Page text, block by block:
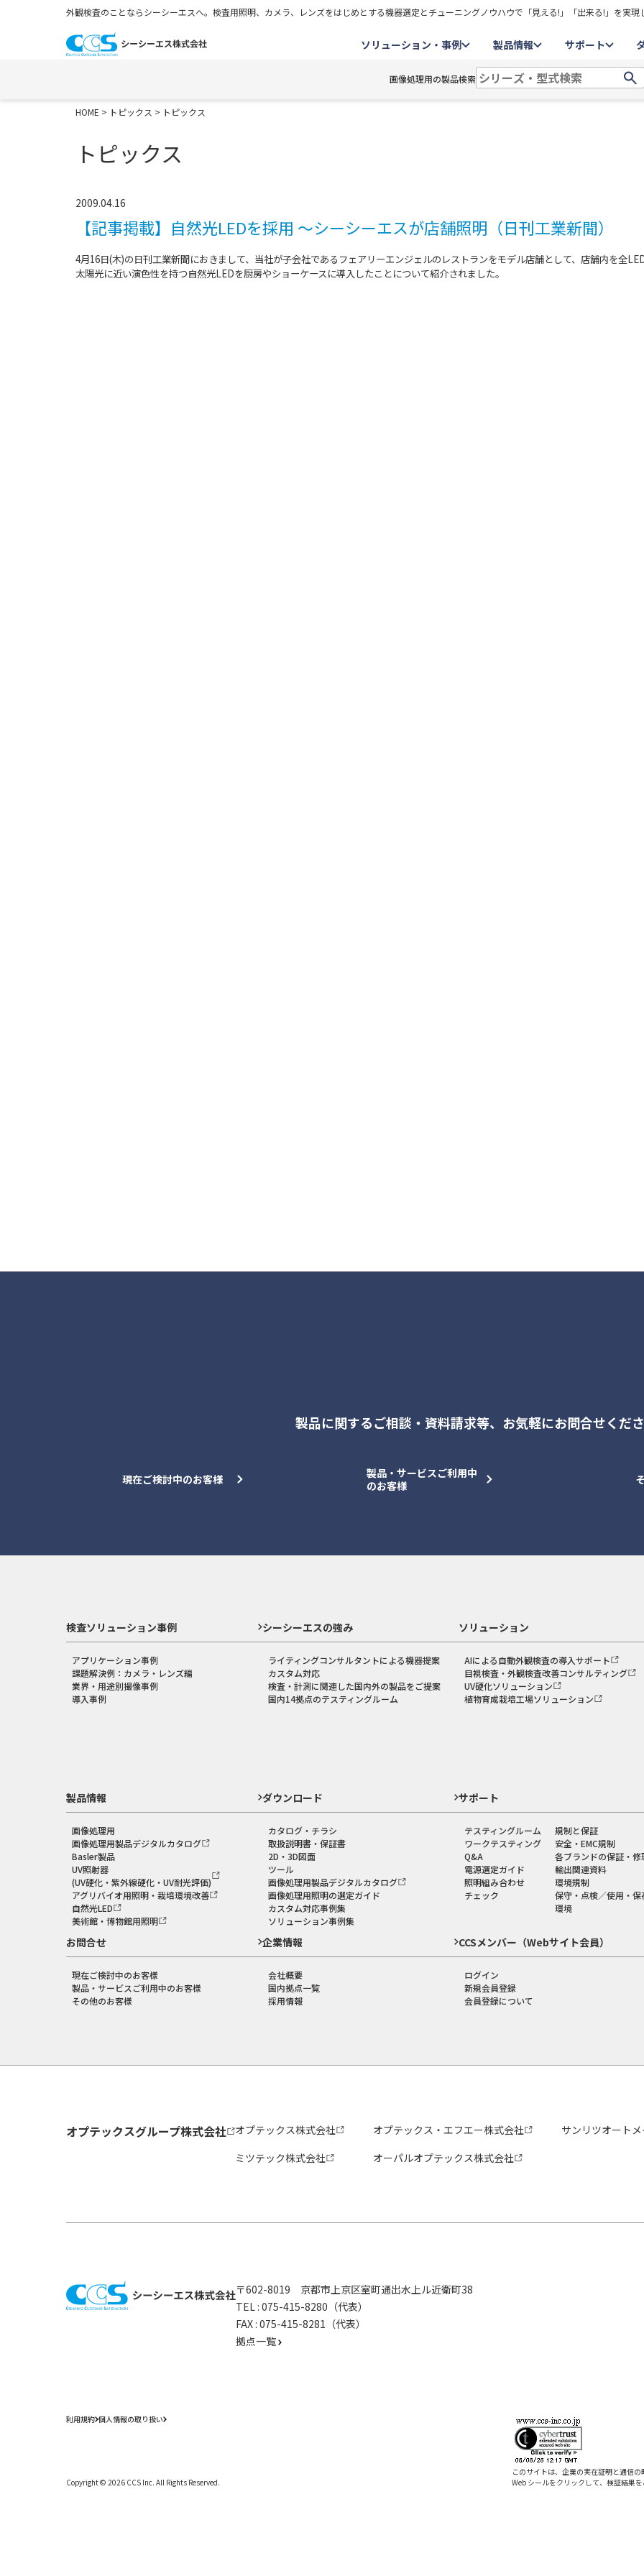
外観検査のことならシーシーエスへ。検査用照明、カメラ、レンズをはじめとする機器選定とチューニングノウハウで「見える!」「出来る!」を実現
ソリューション・事例 製品情報 サポート
画像処理用の製品検索
HOME > トピックス > トピックス
トピックス
2009.04.16
【記事掲載】自然光LEDを採用 ～シーシーエスが店舗照明（日刊工業新聞）
4月16日(木)の日刊工業新聞におきまして、当社が子会社であるフェアリーエンジェルのレストランをモデル店舗として、店舗内を全LED
太陽光に近い演色性を持つ自然光LEDを厨房やショーケースに導入したことについて紹介されました。
製品に関するご相談・資料請求等、 お気軽にお問合せくださ
現在ご検討中のお客様
製品・サービスご利用中
のお客様
検査ソリューション事例
アプリケーション事例
課題解決例：カメラ・レンズ編
業界・用途別撮像事例
導入事例
シーシーエスの強み
ライティングコンサルタントによる機器提案
カスタム対応
検査・計測に関連した国内外の製品をご提案
国内14拠点のテスティングルーム
ソリューション
AIによる自動外観検査の導入サポート
目視検査・外観検査改善コンサルティング
UV硬化ソリューション
植物育成栽培工場ソリューション
製品情報
画像処理用
画像処理用製品デジタルカタログ
Basler製品
UV照射器
(UV硬化・紫外線硬化・UV耐光評価)
アグリバイオ用照明・栽培環境改善
自然光LED
美術館・博物館用照明
ダウンロード
カタログ・チラシ
取扱説明書・保証書
2D・3D図面
ツール
画像処理用製品デジタルカタログ
画像処理用照明の選定ガイド
カスタム対応事例集
ソリューション事例集
サポート
テスティングルーム
ワークテスティング
Q&A
電源選定ガイド
照明組み合わせ
チェック
規制と保証
安全・EMC規制
各ブランドの保証・修
輸出関連資料
環境規制
保守・点検／使用・保
環境
お問合せ
現在ご検討中のお客様
製品・サービスご利用中のお客様
その他のお客様
企業情報
会社概要
国内拠点一覧
採用情報
CCSメンバー（Webサイト会員）
ログイン
新規会員登録
会員登録について
オプテックスグループ株式会社 オプテックス株式会社 オプテックス・エフエー株式会社
サンリツオート
ミツテック株式会社
オーパルオプテックス株式会社
〒602-8019 京都市上京区室町通出水上ル近衛町38
TEL : 075-415-8280（代表）
FAX : 075-415-8281（代表）
拠点一覧
利用規約 個人情報の取り扱い
Copyright © 2026 CCS Inc. All Rights Reserved.
このサイトは、企業の実在証明と通信
Web シールをクリックして、検証結果を